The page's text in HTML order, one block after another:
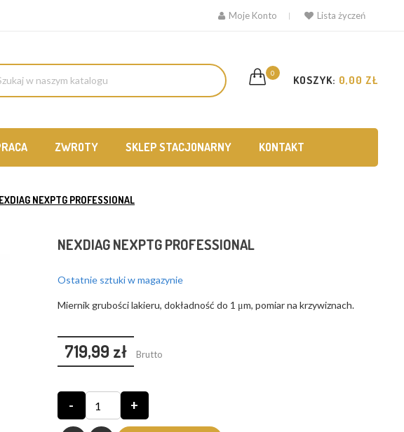
Moje Konto Lista życzeń
0
KOSZYK: 0,00 ZŁ
ZWROTY SKLEP STACJONARNY KONTAKT
NEXPTG PROFESSIONAL
NEXDIAG NEXPTG PROFESSIONAL
Ostatnie sztuki w magazynie
Miernik grubości lakieru, dokładność do 1 μm, pomiar na krzywiznach.
719,99 zł Brutto
- +